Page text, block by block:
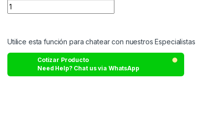
Utilice esta función para chatear con nuestros Especialistas
Cotizar Producto
Need Help? Chat us via WhatsApp